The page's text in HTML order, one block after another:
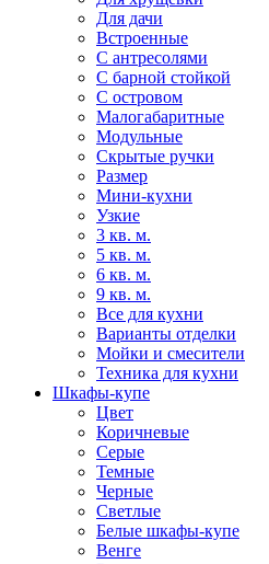
Для дачи
Встроенные
С антресолями
С барной стойкой
С островом
Малогабаритные
Модульные
Скрытые ручки
Размер
Мини-кухни
Узкие
3 кв. м.
5 кв. м.
6 кв. м.
9 кв. м.
Все для кухни
Варианты отделки
Мойки и смесители
Техника для кухни
Шкафы-купе
Цвет
Коричневые
Серые
Темные
Черные
Светлые
Белые шкафы-купе
Венге